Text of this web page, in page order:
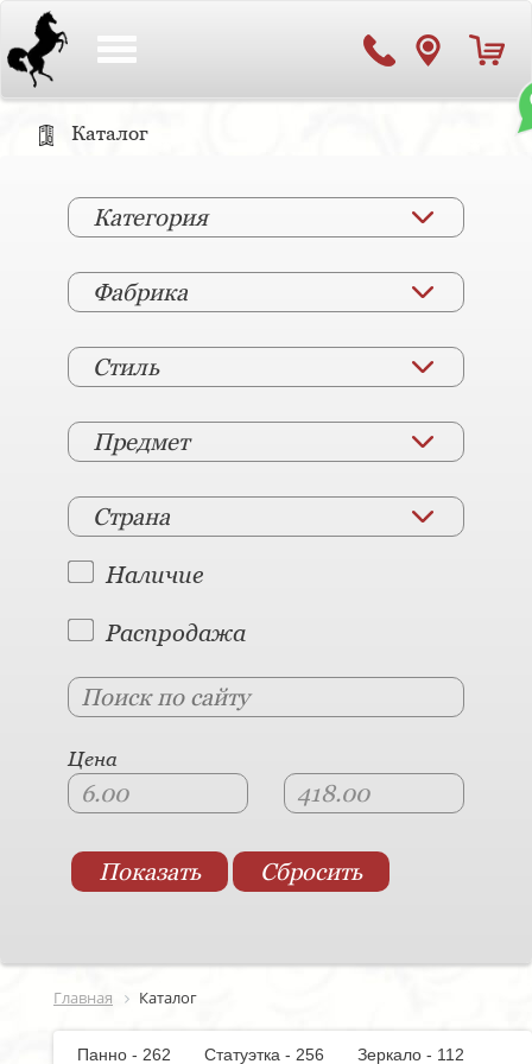
Каталог
Категория
Фабрика
Стиль
Предмет
Страна
Наличие
Распродажа
Цена
Главная Каталог
Панно - 262 Статуэтка - 256
Зеркало - 112